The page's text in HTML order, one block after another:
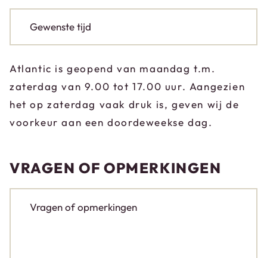
Atlantic is geopend van maandag t.m.
zaterdag van 9.00 tot 17.00 uur. Aangezien
het op zaterdag vaak druk is, geven wij de
voorkeur aan een doordeweekse dag.
VRAGEN OF OPMERKINGEN